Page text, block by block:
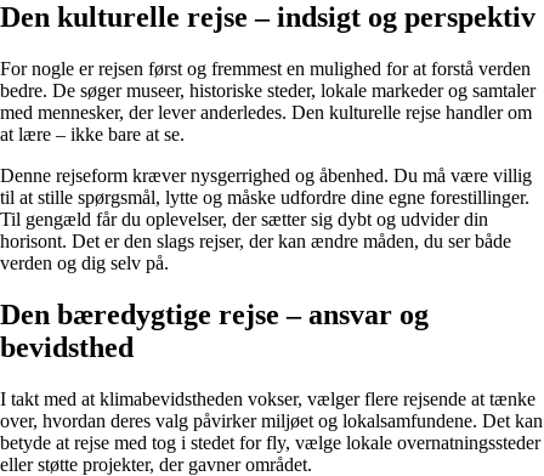
Den kulturelle rejse – indsigt og perspektiv
For nogle er rejsen først og fremmest en mulighed for at forstå verden
bedre. De søger museer, historiske steder, lokale markeder og samtaler
med mennesker, der lever anderledes. Den kulturelle rejse handler om
at lære – ikke bare at se.
Denne rejseform kræver nysgerrighed og åbenhed. Du må være villig
til at stille spørgsmål, lytte og måske udfordre dine egne forestillinger.
Til gengæld får du oplevelser, der sætter sig dybt og udvider din
horisont. Det er den slags rejser, der kan ændre måden, du ser både
verden og dig selv på.
Den bæredygtige rejse – ansvar og
bevidsthed
I takt med at klimabevidstheden vokser, vælger flere rejsende at tænke
over, hvordan deres valg påvirker miljøet og lokalsamfundene. Det kan
betyde at rejse med tog i stedet for fly, vælge lokale overnatningssteder
eller støtte projekter, der gavner området.